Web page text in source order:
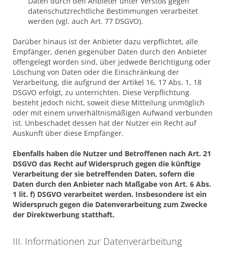
datenschutzrechtliche Bestimmungen verarbeitet
werden (vgl. auch Art. 77 DSGVO).
Darüber hinaus ist der Anbieter dazu verpflichtet, alle
Empfänger, denen gegenüber Daten durch den Anbieter
offengelegt worden sind, über jedwede Berichtigung oder
Löschung von Daten oder die Einschränkung der
Verarbeitung, die aufgrund der Artikel 16, 17 Abs. 1, 18
DSGVO erfolgt, zu unterrichten. Diese Verpflichtung
besteht jedoch nicht, soweit diese Mitteilung unmöglich
oder mit einem unverhältnismäßigen Aufwand verbunden
ist. Unbeschadet dessen hat der Nutzer ein Recht auf
Auskunft über diese Empfänger.
Ebenfalls haben die Nutzer und Betroffenen nach Art. 21
DSGVO das Recht auf Widerspruch gegen die künftige
Verarbeitung der sie betreffenden Daten, sofern die
Daten durch den Anbieter nach Maßgabe von Art. 6 Abs.
1 lit. f) DSGVO verarbeitet werden. Insbesondere ist ein
Widerspruch gegen die Datenverarbeitung zum Zwecke
der Direktwerbung statthaft.
III. Informationen zur Datenverarbeitung